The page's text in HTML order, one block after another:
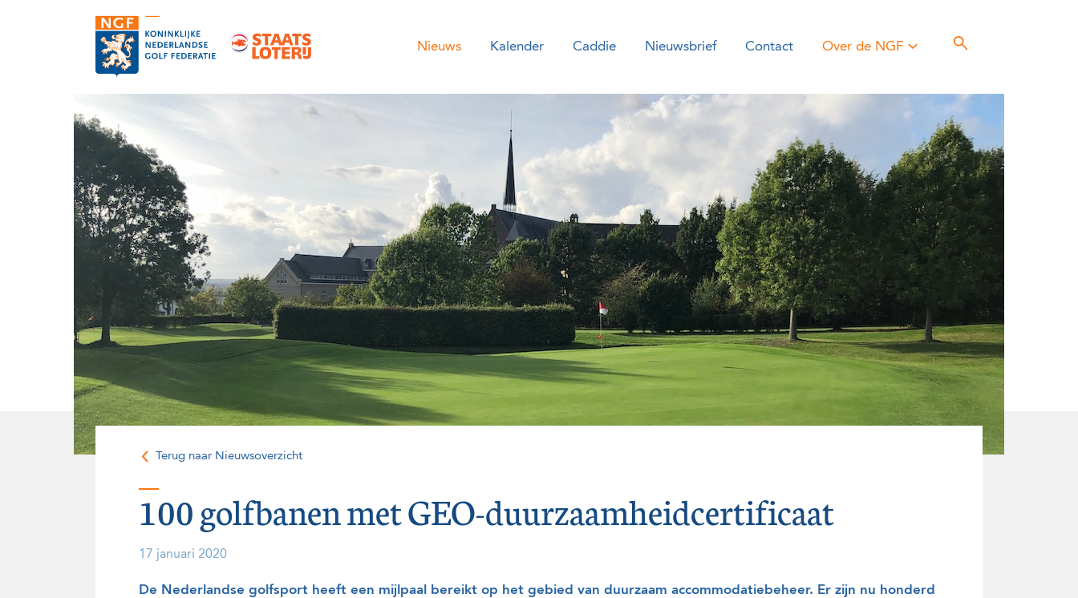
Nieuws Kalender Caddie Nieuwsbrief Contact Over de NGF
Pers en media
Medewerkers
Organisatie
Vacatures
Strategie, statuten en reglementen
Partners van de NGF
Informatie over de NGF-pas
NGF-verzekeringen
Topgolf
De NGF-competities
Golf in Nederland: feiten en cijfers
Vrijwilligers
Terug naar Nieuwsoverzicht
100 golfbanen met GEO-duurzaamheidcertificaat
17 januari 2020
De Nederlandse golfsport heeft een mijlpaal bereikt op het gebied van duurzaam accommodatiebeheer. Er zijn nu honderd